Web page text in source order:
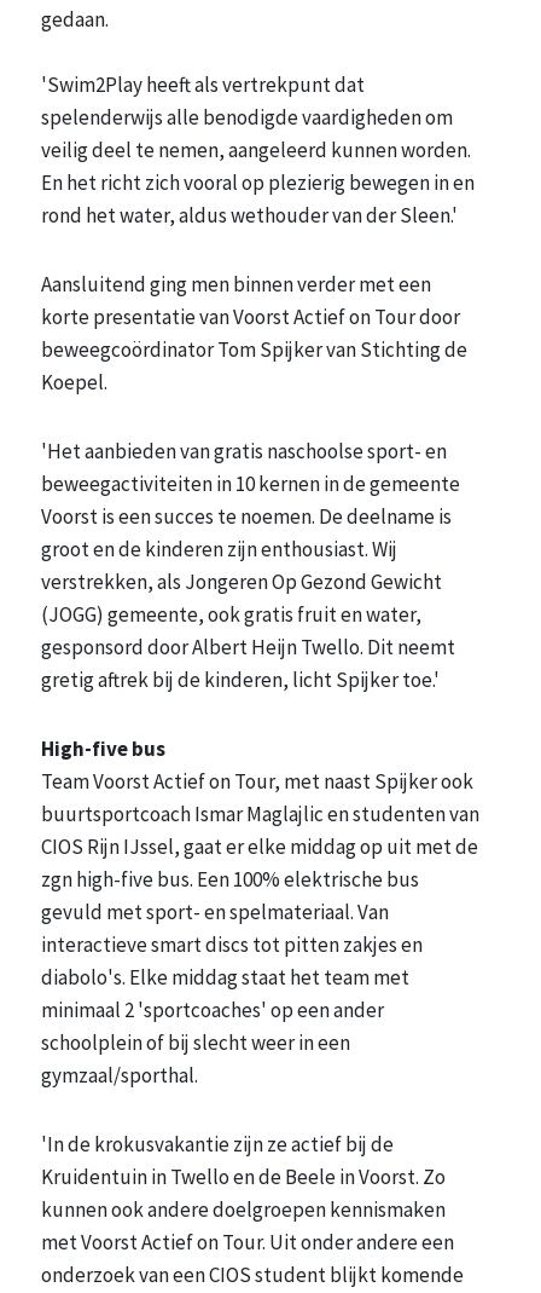
gedaan.
'Swim2Play heeft als vertrekpunt dat
spelenderwijs alle benodigde vaardigheden om
veilig deel te nemen, aangeleerd kunnen worden.
En het richt zich vooral op plezierig bewegen in en
rond het water, aldus wethouder van der Sleen.'
Aansluitend ging men binnen verder met een
korte presentatie van Voorst Actief on Tour door
beweegcoördinator Tom Spijker van Stichting de
Koepel.
'Het aanbieden van gratis naschoolse sport- en
beweegactiviteiten in 10 kernen in de gemeente
Voorst is een succes te noemen. De deelname is
groot en de kinderen zijn enthousiast. Wij
verstrekken, als Jongeren Op Gezond Gewicht
(JOGG) gemeente, ook gratis fruit en water,
gesponsord door Albert Heijn Twello. Dit neemt
gretig aftrek bij de kinderen, licht Spijker toe.'
High-five bus
Team Voorst Actief on Tour, met naast Spijker ook
buurtsportcoach Ismar Maglajlic en studenten van
CIOS Rijn IJssel, gaat er elke middag op uit met de
zgn high-five bus. Een 100% elektrische bus
gevuld met sport- en spelmateriaal. Van
interactieve smart discs tot pitten zakjes en
diabolo's. Elke middag staat het team met
minimaal 2 'sportcoaches' op een ander
schoolplein of bij slecht weer in een
gymzaal/sporthal.
'In de krokusvakantie zijn ze actief bij de
Kruidentuin in Twello en de Beele in Voorst. Zo
kunnen ook andere doelgroepen kennismaken
met Voorst Actief on Tour. Uit onder andere een
onderzoek van een CIOS student blijkt komende